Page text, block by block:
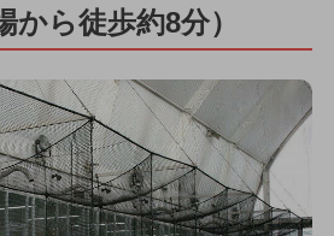
から徒歩約8分）